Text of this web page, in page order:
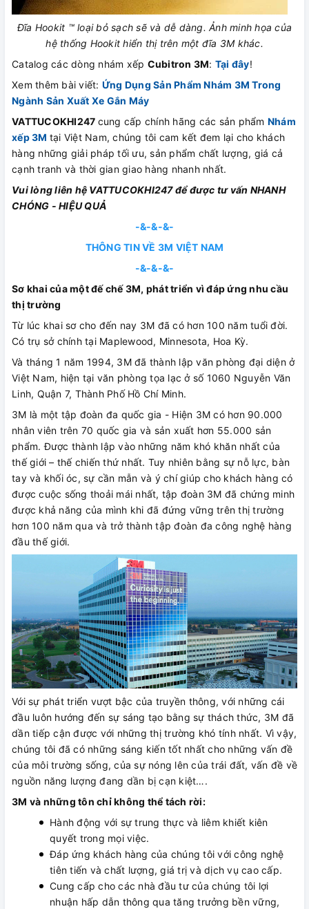
Đĩa Hookit ™ loại bỏ sạch sẽ và dễ dàng. Ảnh minh họa của
hệ thống Hookit hiển thị trên một đĩa 3M khác.
Catalog các dòng nhám xếp Cubitron 3M: Tại đây!
Xem thêm bài viết: Ứng Dụng Sản Phẩm Nhám 3M Trong
Ngành Sản Xuất Xe Gắn Máy
VATTUCOKHI247 cung cấp chính hãng các sản phẩm Nhám
xếp 3M tại Việt Nam, chúng tôi cam kết đem lại cho khách
hàng những giải pháp tối ưu, sản phẩm chất lượng, giá cả
cạnh tranh và thời gian giao hàng nhanh nhất.
Vui lòng liên hệ VATTUCOKHI247 để được tư vấn NHANH
CHÓNG - HIỆU QUẢ
-&-&-&-
THÔNG TIN VỀ 3M VIỆT NAM
-&-&-&-
Sơ khai của một đế chế 3M, phát triển vì đáp ứng nhu cầu
thị trường
Từ lúc khai sơ cho đến nay 3M đã có hơn 100 năm tuổi đời.
Có trụ sở chính tại Maplewood, Minnesota, Hoa Kỳ.
Và tháng 1 năm 1994, 3M đã thành lập văn phòng đại diện ở
Việt Nam, hiện tại văn phòng tọa lạc ở số 1060 Nguyễn Văn
Linh, Quận 7, Thành Phố Hồ Chí Minh.
3M là một tập đoàn đa quốc gia - Hiện 3M có hơn 90.000
nhân viên trên 70 quốc gia và sản xuất hơn 55.000 sản
phẩm. Được thành lập vào những năm khó khăn nhất của
thế giới – thế chiến thứ nhất. Tuy nhiên bằng sự nỗ lực, bàn
tay và khối óc, sự cần mẫn và ý chí giúp cho khách hàng có
được cuộc sống thoải mái nhất, tập đoàn 3M đã chứng minh
được khả năng của mình khi đã đứng vững trên thị trường
hơn 100 năm qua và trở thành tập đoàn đa công nghệ hàng
đầu thế giới.
Với sự phát triển vượt bậc của truyền thông, với những cái
đầu luôn hướng đến sự sáng tạo bằng sự thách thức, 3M đã
dần tiếp cận được với những thị trường khó tính nhất. Vì vậy,
chúng tôi đã có những sáng kiến tốt nhất cho những vấn đề
của môi trường sống, của sự nóng lên của trái đất, vấn đề về
nguồn năng lượng đang dần bị cạn kiệt….
3M và những tôn chỉ không thể tách rời:
Hành động với sự trung thực và liêm khiết kiên
quyết trong mọi việc.
Đáp ứng khách hàng của chúng tôi với công nghệ
tiên tiến và chất lượng, giá trị và dịch vụ cao cấp.
Cung cấp cho các nhà đầu tư của chúng tôi lợi
nhuận hấp dẫn thông qua tăng trưởng bền vững,